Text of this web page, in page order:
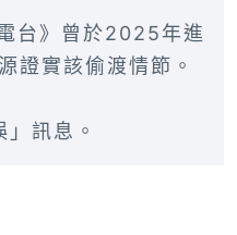
台》曾於2025年進
證實該偷渡情節。
訊息。